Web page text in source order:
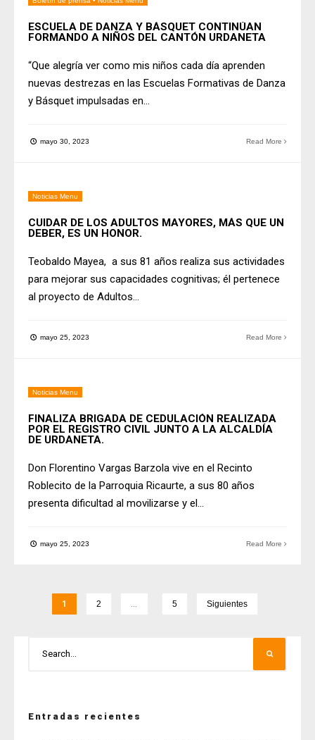
ESCUELA DE DANZA Y BÁSQUET CONTINÚAN
FORMANDO A NIÑOS DEL CANTÓN URDANETA
“Que alegría ver como mis niños cada día aprenden
nuevas destrezas en las Escuelas Formativas de Danza
y Básquet impulsadas en...
mayo 30, 2023 Read More
Noticias Menu
CUIDAR DE LOS ADULTOS MAYORES, MÁS QUE UN
DEBER, ES UN HONOR.
Teobaldo Mayea, a sus 81 años realiza sus actividades
para mejorar sus capacidades cognitivas; él pertenece
al proyecto de Adultos...
mayo 25, 2023 Read More
Noticias Menu
FINALIZA BRIGADA DE CEDULACIÓN REALIZADA
POR EL REGISTRO CIVIL JUNTO A LA ALCALDÍA
DE URDANETA.
Don Florentino Vargas Barzola vive en el Recinto
Roblecito de la Parroquia Ricaurte, a sus 80 años
presenta dificultad al movilizarse y el...
mayo 25, 2023 Read More
1 2 5 Siguientes
Entradas recientes